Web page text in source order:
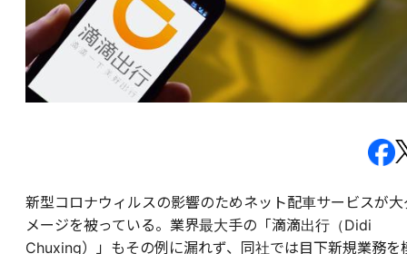
新型コロナウィルスの影響のためネット配車サービスが大
メージを被っている。業界最大手の「滴滴出行（Didi
Chuxing）」もその例に漏れず、同社では目下新規業務を